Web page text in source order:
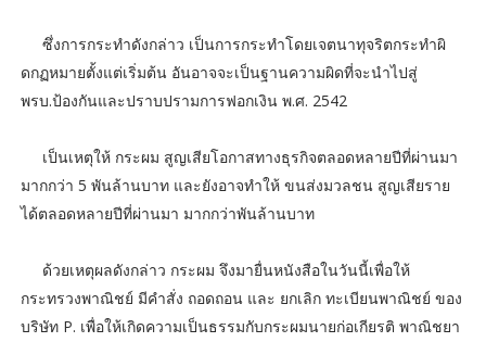
ซึ่งการกระทำดังกล่าว เป็นการกระทำโดยเจตนาทุจริตกระทำผิ
ดกฏหมายตั้งแต่เริ่มต้น อันอาจจะเป็นฐานความผิดที่จะนำไปสู่
พรบ.ป้องกันและปราบปรามการฟอกเงิน พ.ศ. 2542
เป็นเหตุให้ กระผม สูญเสียโอกาสทางธุรกิจตลอดหลายปีที่ผ่านมา
มากกว่า 5 พันล้านบาท และยังอาจทำให้ ขนส่งมวลชน สูญเสียราย
ได้ตลอดหลายปีที่ผ่านมา มากกว่าพันล้านบาท
ด้วยเหตุผลดังกล่าว กระผม จึงมายื่นหนังสือในวันนี้เพื่อให้
กระทรวงพาณิชย์ มีคำสั่ง ถอดถอน และ ยกเลิก ทะเบียนพาณิชย์ ของ
บริษัท P. เพื่อให้เกิดความเป็นธรรมกับกระผมนายก่อเกียรติ พาณิชยา